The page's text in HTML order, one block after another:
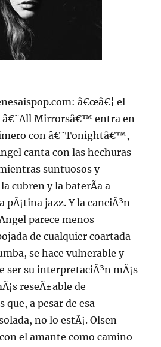
â€œâ€¦ el
Mirrorsâ€™ entra en
con â€˜Tonightâ€™,
canta con las hechuras
suntuosos y
cubren y la baterÃ­a a
pÃ¡tina jazz. Y la canciÃ³n
parece menos
de cualquier coartada
se hace vulnerable y
ser su interpretaciÃ³n mÃ¡s
reseÃ±able de
a pesar de esa
no lo estÃ¡. Olsen
el amante como camino